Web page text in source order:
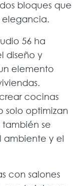
bloques que
elegancia.
56 ha
diseño y
elemento
cocinas
solo optimizan
se
ambiente y el
con salones